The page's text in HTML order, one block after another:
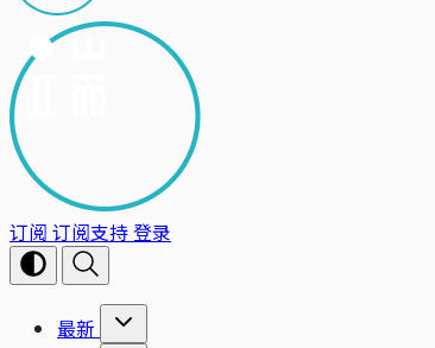
订阅 订阅支持登录
最新